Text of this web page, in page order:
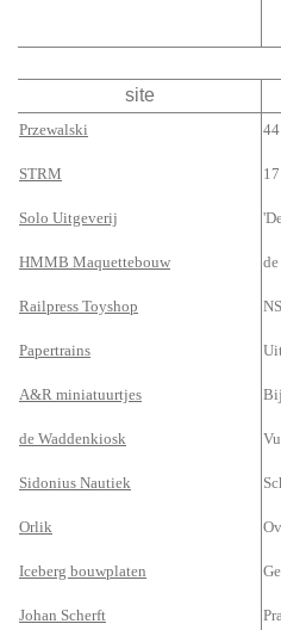
site
Przewalski
STRM
Solo Uitgeverij
HMMB Maquettebouw
Railpress Toyshop
Papertrains
A&R miniatuurtjes
de Waddenkiosk
Sidonius Nautiek
Orlik
Iceberg bouwplaten
Johan Scherft